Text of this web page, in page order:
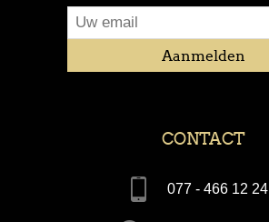
CONTACT
077 - 466 12 24